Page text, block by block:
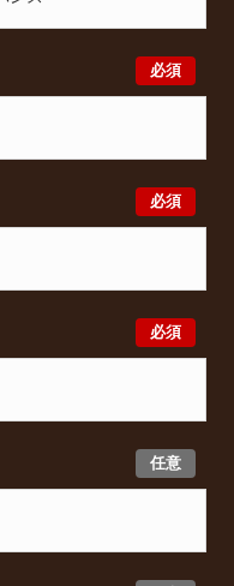
い合わせください。
付けております。ま
ら、プロの目線から
します。
必須
必須
必須
任意